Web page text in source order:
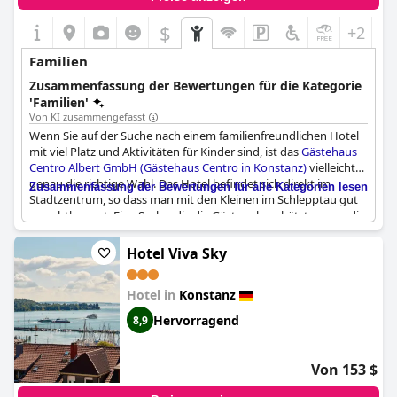
$ +2
Familien
Zusammenfassung der Bewertungen für die Kategorie
'Familien'
Von KI zusammengefasst
Wenn Sie auf der Suche nach einem familienfreundlichen Hotel
mit viel Platz und Aktivitäten für Kinder sind, ist dasGästehaus
Centro Albert GmbH (Gästehaus Centro in Konstanz)vielleicht
genau die richtige Wahl. Das Hotel befindet sich direkt im
Stadtzentrum, so dass man mit den Kleinen im Schlepptau gut
zurechtkommt. Eine Sache, die die Gäste sehr schätzten, war die
einladende Atmosphäre und die freundlichen Haustiere.
Familien schätzten besonders die geräumigen Zimmer, von
denen einige sogar über ein separates Schlafzimmer für die
Kinder verfügen. Außerdem gab es viele praktische
Annehmlichkeiten wie einen Aufzug für Kinderwagen und
Buggys. Alles in allem ist das
(Gästehaus Centro in Konstanz)ein hervorragendes Angebot
für Familien, die einen komfortablen Aufenthalt in schöner
Umgebung genießen möchten.
Zusammenfassung der Bewertungen für alle Kategorien lesen
Hotel Viva Sky
Hotel in Konstanz
8,9 Hervorragend
Von 153 $